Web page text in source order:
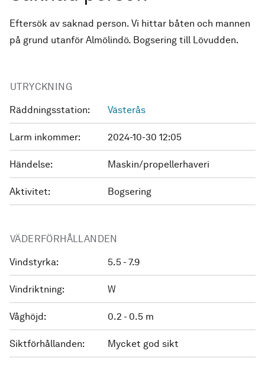
Eftersök av saknad person. Vi hittar båten och mannen
på grund utanför Almölindö. Bogsering till Lövudden.
UTRYCKNING
Räddningsstation: Västerås
Larm inkommer: 2024-10-30 12:05
Händelse: Maskin/propellerhaveri
Aktivitet: Bogsering
VÄDERFÖRHÅLLANDEN
Vindstyrka: 5.5 - 7.9
Vindriktning: W
Våghöjd: 0.2 - 0.5 m
Siktförhållanden: Mycket god sikt